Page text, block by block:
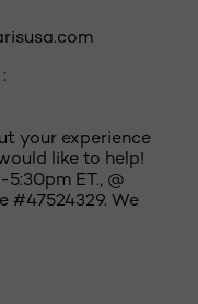
your experience
like to help!
ET., @
#47524329. We